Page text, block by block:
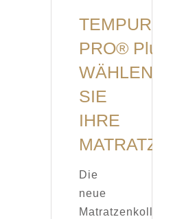
TEMPUR
PRO® Plus:
WÄHLEN
SIE
IHRE
Die
neue